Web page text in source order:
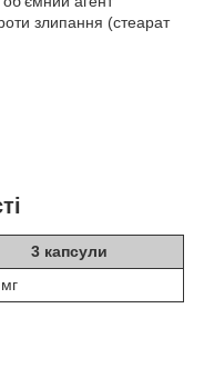
злипання (стеарат
3 капсули